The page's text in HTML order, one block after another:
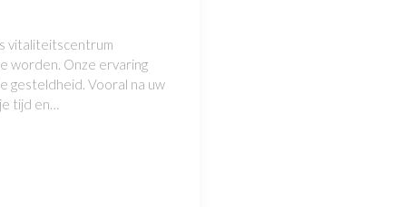
vitaliteitscentrum
worden. Onze ervaring
gesteldheid. Vooral na uw
tijd en…